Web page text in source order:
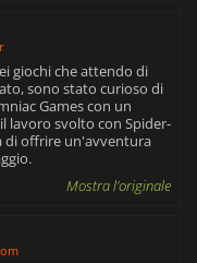
giochi che attendo di
sono stato curioso di
Games con un
lavoro svolto con Spider-
di offrire un'avventura
Mostra l'originale